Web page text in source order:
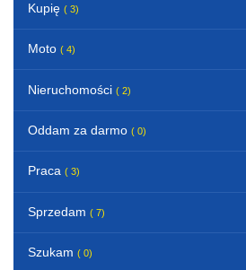
Kupię ( 3)
Moto ( 4)
Nieruchomości ( 2)
Oddam za darmo ( 0)
Praca ( 3)
Sprzedam ( 7)
Szukam ( 0)